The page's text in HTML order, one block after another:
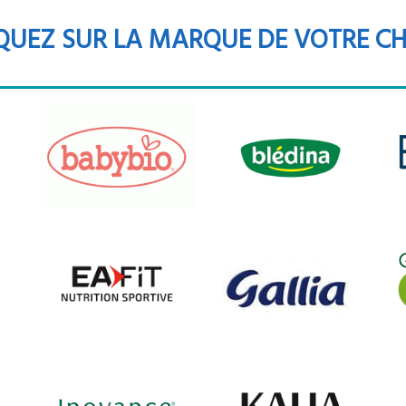
SUR LA MARQUE DE VOTRE